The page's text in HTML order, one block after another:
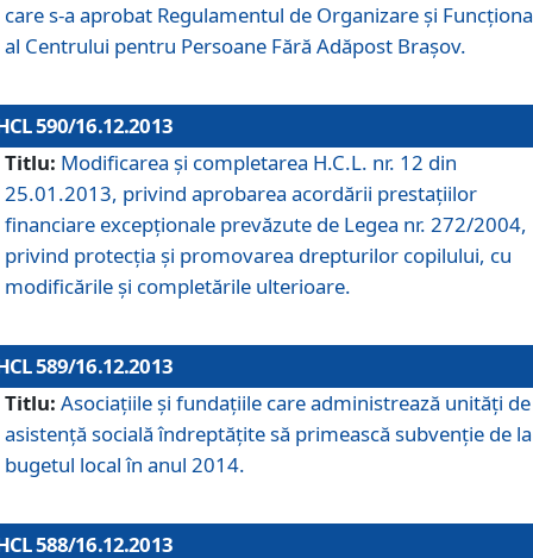
care s-a aprobat Regulamentul de Organizare şi
al Centrului pentru Persoane Fără Adăpost Braşov.
590/16.12.2013
Titlu: Modificarea şi completarea H.C.L. nr. 12 din
25.01.2013, privind aprobarea acordării prestaţiilor
financiare excepţionale prevăzute de Legea nr. 272/2004,
privind protecţia şi promovarea drepturilor copilului, cu
modificările şi completările ulterioare.
589/16.12.2013
Titlu: Asociaţiile şi fundaţiile care administrează unităţi de
asistenţă socială îndreptăţite să primească subvenţie de la
bugetul local în anul 2014.
588/16.12.2013